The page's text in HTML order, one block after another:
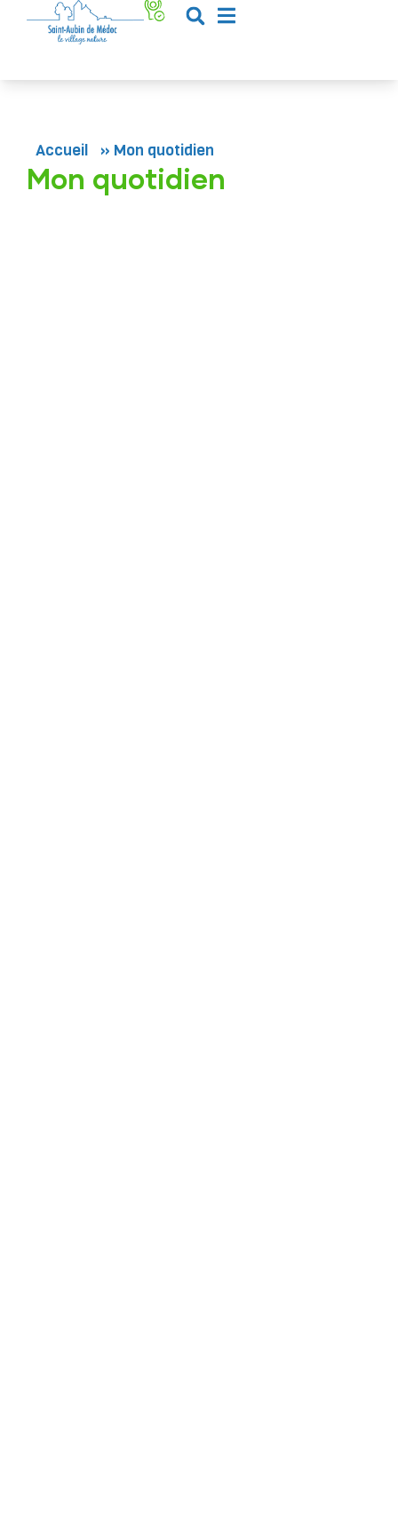
principal
Accueil » Mon quotidien
Mon quotidien